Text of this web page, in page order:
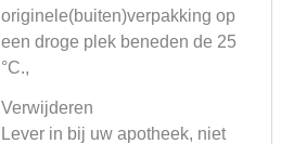
originele(buiten)verpakking op
een droge plek beneden de 25
°C.,
Verwijderen
Lever in bij uw apotheek, niet